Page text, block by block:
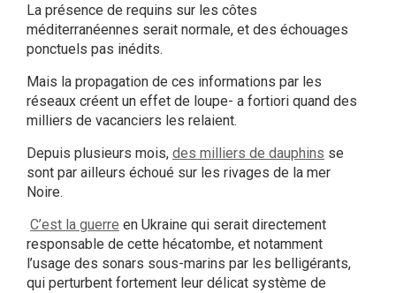
La présence de requins sur les côtes
méditerranéennes serait normale, et des échouages
ponctuels pas inédits.
Mais la propagation de ces informations par les
réseaux créent un effet de loupe- a fortiori quand des
milliers de vacanciers les relaient.
Depuis plusieurs mois, des milliers de dauphins se
sont par ailleurs échoué sur les rivages de la mer
Noire.
C’est la guerre en Ukraine qui serait directement
responsable de cette hécatombe, et notamment
l’usage des sonars sous-marins par les belligérants,
qui perturbent fortement leur délicat système de